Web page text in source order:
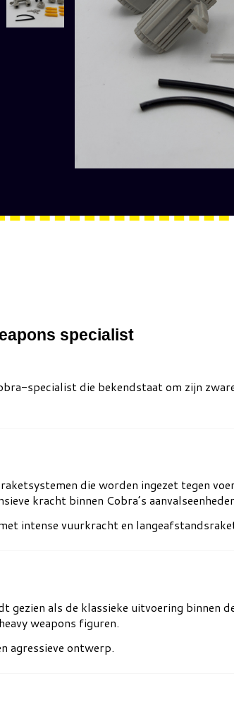
specialist
specialist die bekendstaat om zijn
die worden ingezet tegen
kracht binnen Cobra’s
intense vuurkracht en
gezien als de klassieke uitvoering binnen
weapons figuren.
agressieve ontwerp.